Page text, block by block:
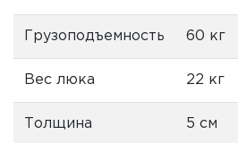
Грузоподъемность 60 кг
Вес люка 22 кг
Толщина 5 см